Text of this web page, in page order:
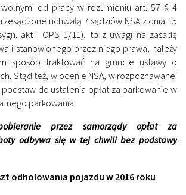
od pracy w rozumieniu art. 57 § 4
uchwałą 7 sędziów NSA z dnia 15
akt I OPS 1/11), to z uwagi na zasadę
i stanowionego przez niego prawa, należy
sposób traktować na gruncie ustawy o
Stąd też, w ocenie NSA, w rozpoznawanej
podstaw do ustalenia opłat za parkowanie w
parkowania.
przez samorządy opłat za
odbywa się w tej chwilibez podstawy
odholowania pojazdu w 2016 roku